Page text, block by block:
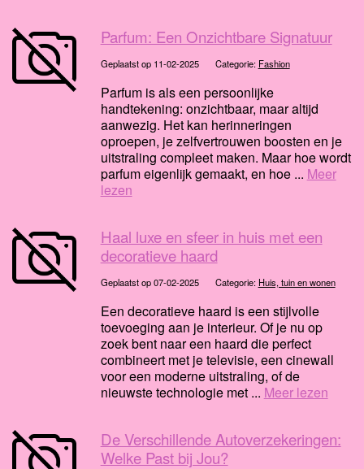
Parfum: Een Onzichtbare Signatuur
Geplaatst op 11-02-2025 Categorie: Fashion
Parfum is als een persoonlijke
handtekening: onzichtbaar, maar altijd
aanwezig. Het kan herinneringen
oproepen, je zelfvertrouwen boosten en je
uitstraling compleet maken. Maar hoe wordt
parfum eigenlijk gemaakt, en hoe ... Meer
lezen
Haal luxe en sfeer in huis met een
decoratieve haard
Geplaatst op 07-02-2025 Categorie: Huis, tuin en wonen
Een decoratieve haard is een stijlvolle
toevoeging aan je interieur. Of je nu op
zoek bent naar een haard die perfect
combineert met je televisie, een cinewall
voor een moderne uitstraling, of de
nieuwste technologie met ... Meer lezen
De Verschillende Autoverzekeringen:
Welke Past bij Jou?